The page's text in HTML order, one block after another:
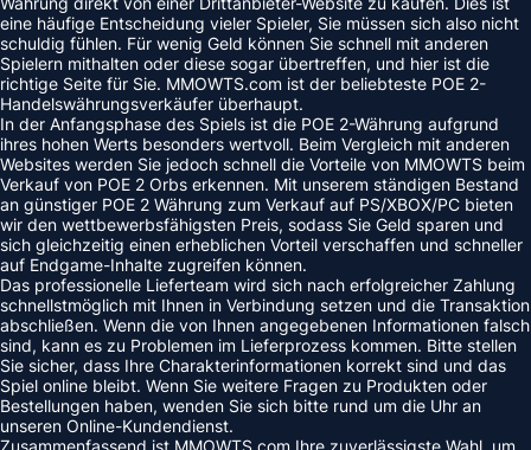
eine häufige Entscheidung vieler Spieler, Sie müssen sich also nicht
schuldig fühlen. Für wenig Geld können Sie schnell mit anderen
Spielern mithalten oder diese sogar übertreffen, und hier ist die
richtige Seite für Sie. MMOWTS.com ist der beliebteste POE 2-
Handelswährungsverkäufer überhaupt.
In der Anfangsphase des Spiels ist die POE 2-Währung aufgrund
ihres hohen Werts besonders wertvoll. Beim Vergleich mit anderen
Websites werden Sie jedoch schnell die Vorteile von MMOWTS beim
Verkauf von POE 2 Orbs erkennen. Mit unserem ständigen Bestand
an günstiger POE 2 Währung zum Verkauf auf PS/XBOX/PC bieten
wir den wettbewerbsfähigsten Preis, sodass Sie Geld sparen und
sich gleichzeitig einen erheblichen Vorteil verschaffen und schneller
auf Endgame-Inhalte zugreifen können.
Das professionelle Lieferteam wird sich nach erfolgreicher Zahlung
schnellstmöglich mit Ihnen in Verbindung setzen und die Transaktion
abschließen. Wenn die von Ihnen angegebenen Informationen falsch
sind, kann es zu Problemen im Lieferprozess kommen. Bitte stellen
Sie sicher, dass Ihre Charakterinformationen korrekt sind und das
Spiel online bleibt. Wenn Sie weitere Fragen zu Produkten oder
Bestellungen haben, wenden Sie sich bitte rund um die Uhr an
unseren Online-Kundendienst.
Zusammenfassend ist MMOWTS.com Ihre zuverlässigste Wahl, um